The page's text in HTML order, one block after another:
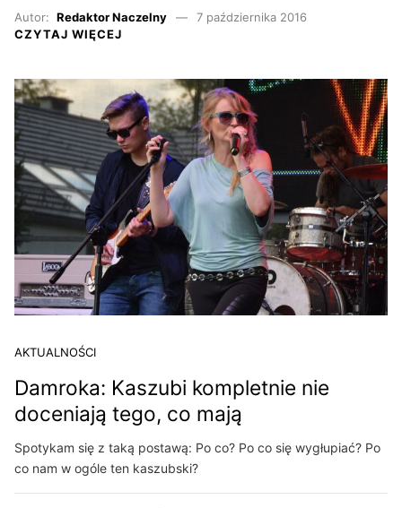
Autor: Redaktor Naczelny
7 października 2016
CZYTAJ WIĘCEJ
AKTUALNOŚCI
Damroka: Kaszubi kompletnie nie
doceniają tego, co mają
Spotykam się z taką postawą: Po co? Po co się wygłupiać? Po
co nam w ogóle ten kaszubski?